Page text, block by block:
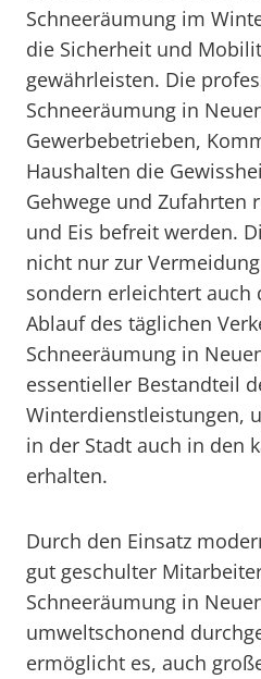
Schneeräumung im
die Sicherheit und
gewährleisten. Die
Schneeräumung in
Gewerbebetrieben,
Haushalten die
Gehwege und Zufahrten
und Eis befreit werden.
nicht nur zur
sondern erleichtert auch
Ablauf des täglichen
Schneeräumung in
essentieller Bestandteil
Winterdienstleistungen,
in der Stadt auch in den
erhalten.
Durch den Einsatz
gut geschulter
Schneeräumung in
umweltschonend
ermöglicht es, auch